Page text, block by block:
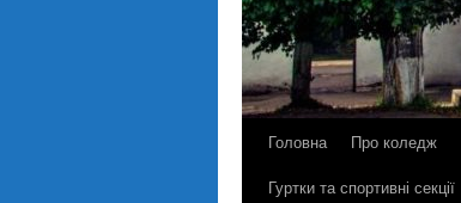
Головна Про коледж
Гуртки та спортивні секції